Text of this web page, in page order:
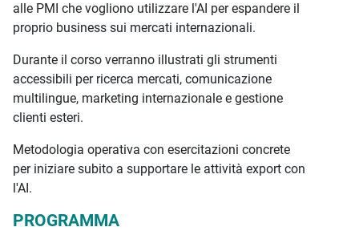
alle PMI che vogliono utilizzare l'AI per espandere il
proprio business sui mercati internazionali.
Durante il corso verranno illustrati gli strumenti
accessibili per ricerca mercati, comunicazione
multilingue, marketing internazionale e gestione
clienti esteri.
Metodologia operativa con esercitazioni concrete
per iniziare subito a supportare le attività export con
l'AI.
PROGRAMMA